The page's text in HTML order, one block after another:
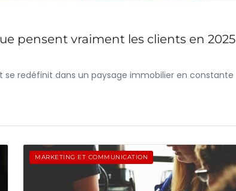
pensent vraiment les clients en 2025
se redéfinit dans un paysage immobilier en constante
MARKETING ET COMMUNICATION